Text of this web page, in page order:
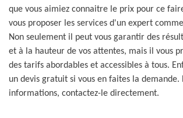
que vous aimiez connaitre le prix pour ce
vous proposer les services d'un expert
Non seulement il peut vous garantir des
et à la hauteur de vos attentes, mais il vous
des tarifs abordables et accessibles à tous.
un devis gratuit si vous en faites la demande.
informations, contactez-le directement.